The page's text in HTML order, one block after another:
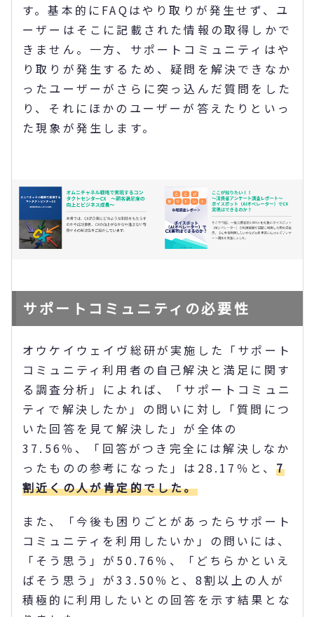
す。基本的にFAQはやり取りが発生せず、ユ
ーザーはそこに記載された情報の取得しかで
きません。一方、サポートコミュニティはや
り取りが発生するため、疑問を解決できなか
ったユーザーがさらに突っ込んだ質問をした
り、それにほかのユーザーが答えたりといっ
た現象が発生します。
サポートコミュニティの必要性
オウケイウェイヴ総研が実施した「サポート
コミュニティ利用者の自己解決と満足に関す
る調査分析」によれば、「サポートコミュニ
ティで解決したか」の問いに対し「質問につ
いた回答を見て解決した」が全体の
37.56％、「回答がつき完全には解決しなか
ったものの参考になった」は28.17％と、7
割近くの人が肯定的でした。
また、「今後も困りごとがあったらサポート
コミュニティを利用したいか」の問いには、
「そう思う」が50.76％、「どちらかといえ
ばそう思う」が33.50％と、8割以上の人が
積極的に利用したいとの回答を示す結果とな